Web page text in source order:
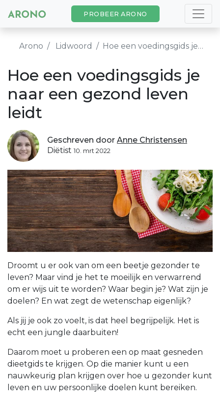
PROBEER ARONO
Arono Lidwoord Hoe een voedingsgids je naar een gezond leven leidt
Hoe een voedingsgids je
naar een gezond leven
leidt
Geschreven door Anne Christensen
Diëtist 10. mrt 2022
Droomt u er ook van om een beetje gezonder te
leven? Maar vind je het te moeilijk en verwarrend
om er wijs uit te worden? Waar begin je? Wat zijn je
doelen? En wat zegt de wetenschap eigenlijk?
Als jij je ook zo voelt, is dat heel begrijpelijk. Het is
echt een jungle daarbuiten!
Daarom moet u proberen een op maat gesneden
dieetgids te krijgen. Op die manier kunt u een
nauwkeurig plan krijgen over hoe u gezonder kunt
leven en uw persoonlijke doelen kunt bereiken.